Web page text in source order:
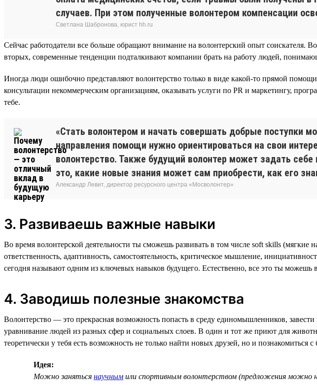
случаев. При этом полученные волонтером компенсации
Светлана Шабронова, юрист hh.ru
Сейчас работодатели все больше обращают внимание на волонтерский опыт соискателя.
вторых, современные тенденции подталкивают компании брать на работу людей,
Иногда люди ошибочно представляют волонтерство только в виде какой-то прямой
консультации некоммерческим организациям, оказывать услуги по PR и маркетингу,
тебе.
«Стать волонтером и начать совершать добрые поступки
направления помощи нужно ориентироваться на свои
волонтерство. Также будущий волонтер может задать
это, какие новые знания может сам приобрести, как его
Александр Левит, директор ресурсного центра «Мосволонтер»
3. Развиваешь важные навыки
Во время волонтерской деятельности ты сможешь развивать в том числе soft skills
ответственность, адаптивность, самостоятельность, критическое мышление,
сегодня называют одним из ключевых навыков будущего. Естественно, все это ты можешь
4. Заводишь полезные знакомства
Волонтерство — это прекрасная возможность попасть в среду единомышленников,
уравнивание людей из разных сфер и социальных слоев. В один и тот же приют для
теоретически у тебя есть возможность не только найти новых друзей, но и познакомиться
Идея:
Можно заняться научным или спортивным волонтерством (предложения можно